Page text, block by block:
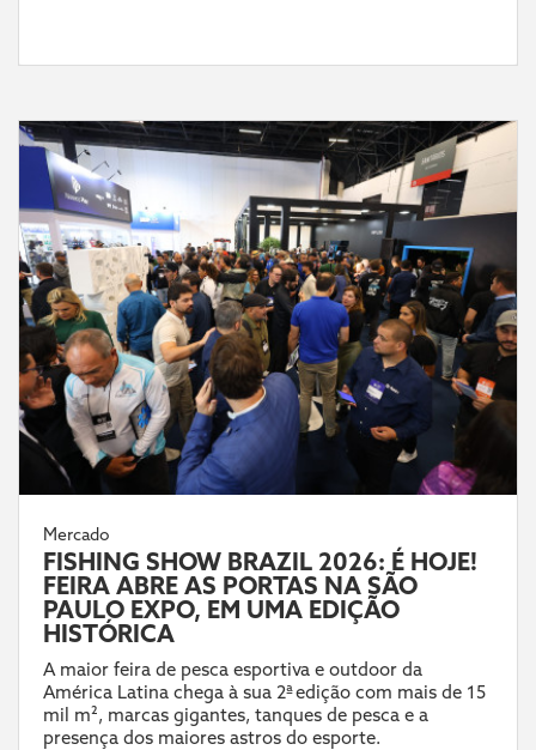
Mercado
FISHING SHOW BRAZIL 2026: É HOJE!
FEIRA ABRE AS PORTAS NA SÃO
PAULO EXPO, EM UMA EDIÇÃO
HISTÓRICA
A maior feira de pesca esportiva e outdoor da
América Latina chega à sua 2ª edição com mais de 15
mil m², marcas gigantes, tanques de pesca e a
presença dos maiores astros do esporte.